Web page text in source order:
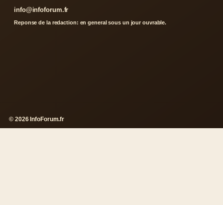
info@infoforum.fr
Reponse de la redaction: en general sous un jour ouvrable.
© 2026 InfoForum.fr